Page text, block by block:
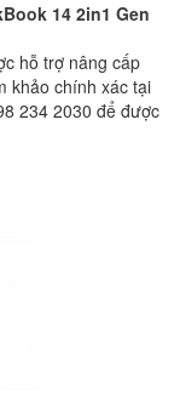
14 2in1 Gen
hỗ trợ nâng cấp
khảo chính xác tại
234 2030 để được